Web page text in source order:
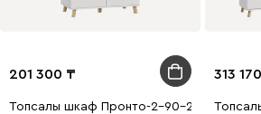
201 300
Топсалы шкаф Пронто-2-90-210 Ақ
313 170